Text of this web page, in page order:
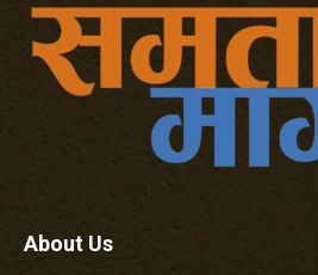
About Us